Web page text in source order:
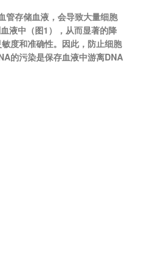
管存储血液，会导致大量细胞
液中（图1），从而显著的降
度和准确性。因此，防止细胞
的污染是保存血液中游离DNA